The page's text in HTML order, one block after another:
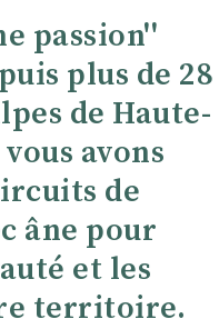
passion''
plus de 28
de Haute-
avons
de
âne pour
et les
territoire.